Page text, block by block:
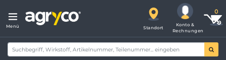
Menü Standort
Konto &
Rechnungen